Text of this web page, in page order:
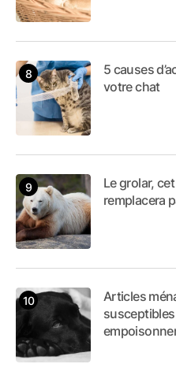
5 causes
votre chat
Le grolar,
remplacera
Articles